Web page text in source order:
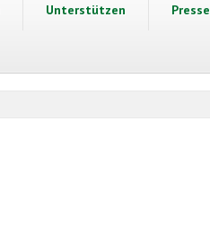
Unterstützen Presse